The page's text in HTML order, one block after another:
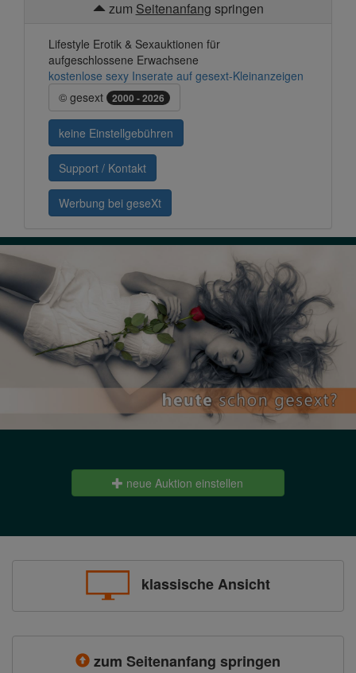
zum Seitenanfang springen
Lifestyle Erotik & Sexauktionen für
aufgeschlossene Erwachsene
kostenlose sexy Inserate auf gesext-Kleinanzeigen
© gesext
2000 - 2026
keine Einstellgebühren
Support / Kontakt
Werbung bei geseXt
neue Auktion einstellen
klassische Ansicht
zum Seitenanfang springen